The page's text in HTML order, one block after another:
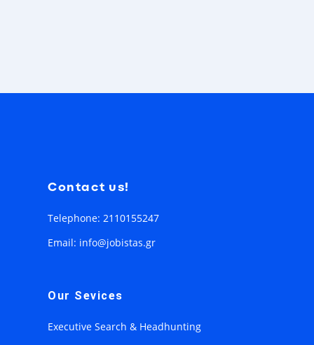
Contact us!
Telephone: 2110155247
Email: info@jobistas.gr
Our Sevices
Executive Search & Headhunting